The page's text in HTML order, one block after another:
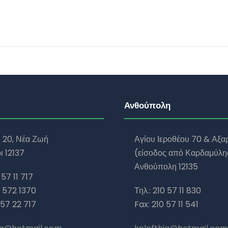
20, Νέα Ζωή
12137
11 717
572 1370
22 717
Ανθούπολη
Αγίου Ιεροθέου 70 &
(είσοδος από
Ανθούπολη 12135
Τηλ.: 210 57 11 830
Fax: 210 57 11 541